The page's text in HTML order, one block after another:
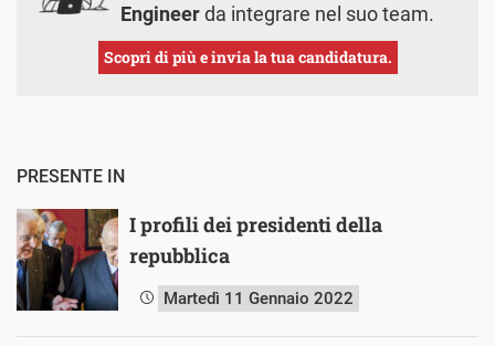
Engineerda integrare nel suo team.
Scopri di più e invia la tua candidatura.
PRESENTE IN
I profili dei presidenti della
repubblica
Martedì 11 Gennaio 2022